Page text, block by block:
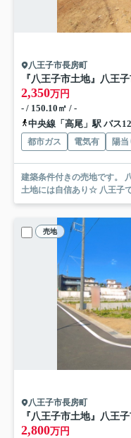
八王子市長房町
2,350万円
- / 150.10㎡ / -
中央線「高尾」駅 バス
都市ガス 電気有 陽当
建築条件付きの売地です。 八王子の新築戸建・中古戸建 マンション・
土地には自
売地
八王子市長房町
2,800万円